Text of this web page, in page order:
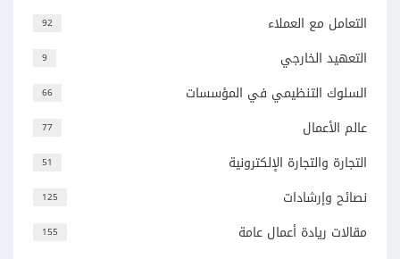
92 التعامل مع العملاء
9 التعهيد الخارجي
66 السلوك التنظيمي في المؤسسات
77 عالم الأعمال
51 التجارة والتجارة الإلكترونية
125 نصائح وإرشادات
155
مقالات ريادة أعمال عامة